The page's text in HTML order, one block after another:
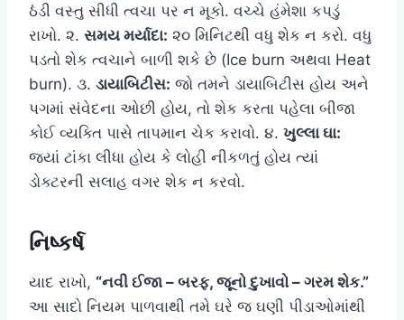
ઠંડી વસ્તુ સીધી ત્વચા પર ન મૂકો. વચ્ચે હંમેશા કપડું
રાખો. ૨. સમય મર્યાદા: ૨૦ મિનિટથી વધુ શેક ન કરો. વધુ
પડતો શેક ત્વચાને બાળી શકે છે (Ice burn અથવા Heat
burn). ૩. ડાયાબિટીસ: જો તમને ડાયાબિટીસ હોય અને
પગમાં સંવેદના ઓછી હોય, તો શેક કરતા પહેલા બીજા
કોઈ વ્યક્તિ પાસે તાપમાન ચેક કરાવો. ૪. ખુલ્લા ઘા:
જ્યાં ટાંકા લીધા હોય કે લોહી નીકળતું હોય ત્યાં
ડોક્ટરની સલાહ વગર શેક ન કરવો.
નિષ્કર્ષ
યાદ રાખો, “નવી ઈજા – બરફ, જૂનો દુખાવો – ગરમ શેક.”
આ સાદો નિયમ પાળવાથી તમે ઘરે જ ઘણી પીડાઓમાંથી